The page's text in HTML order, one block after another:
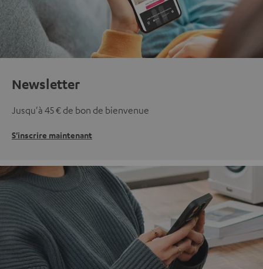
Newsletter
Jusqu'à 45 € de bon de bienvenue
S'inscrire maintenant